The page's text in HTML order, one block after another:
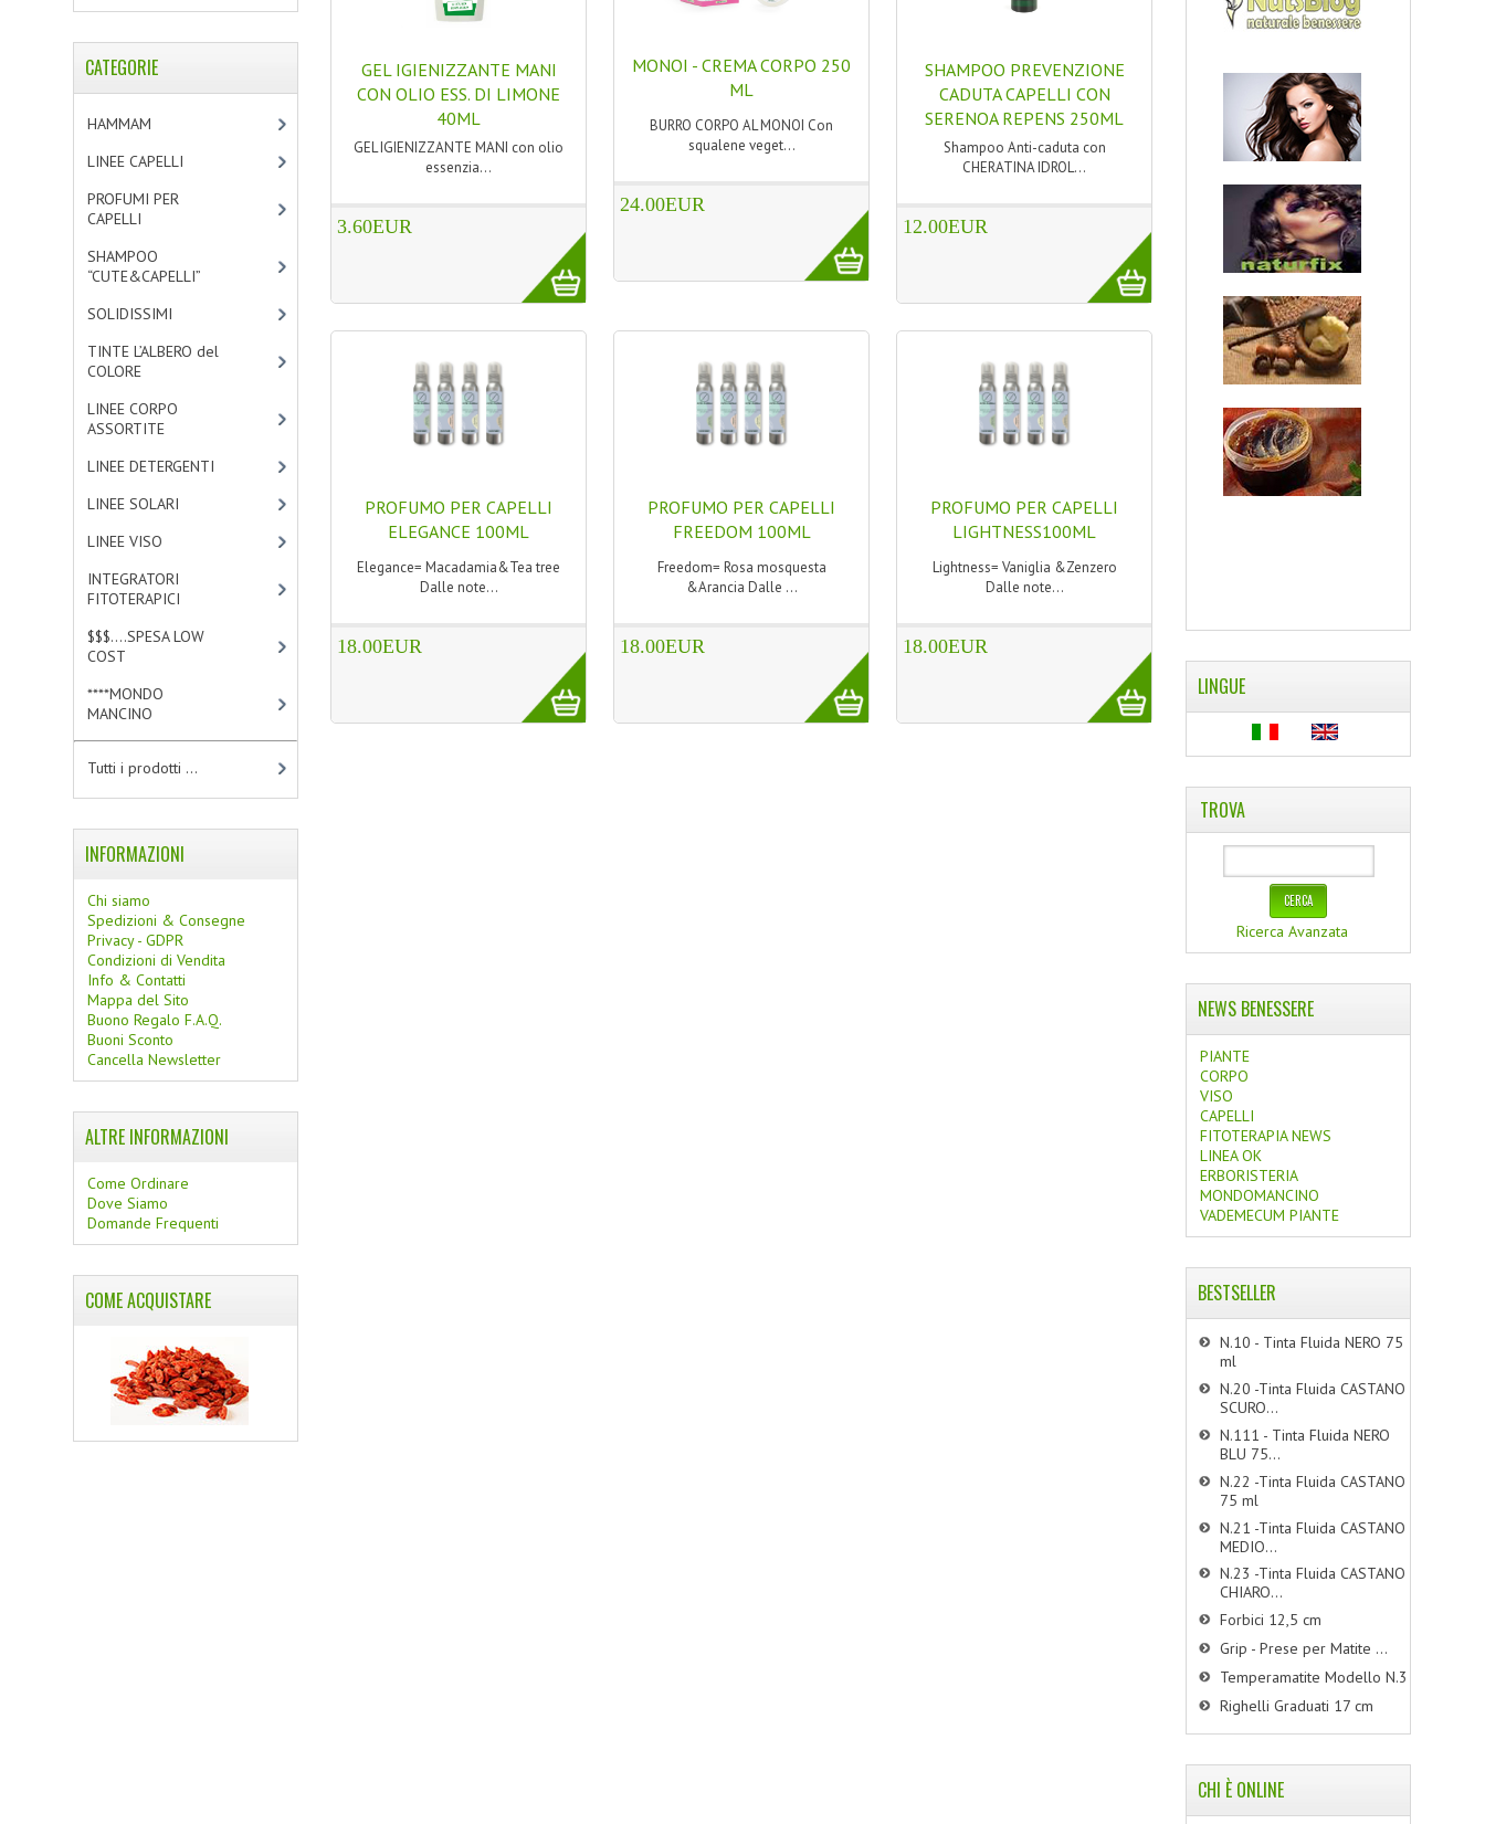
GEL IGIENIZZANTE MANI
CON OLIO ESS. DI LIMONE
40ML
GEL IGIENIZZANTE MANI con olio
essenzia...
3.60EUR
MONOI - CREMA CORPO 250
ML
BURRO CORPO AL MONOI Con
squalene veget...
24.00EUR
SHAMPOO PREVENZIONE
CADUTA CAPELLI CON
SERENOA REPENS 250ML
Shampoo Anti-caduta con
CHERATINA IDROL...
12.00EUR
PROFUMO PER CAPELLI
ELEGANCE 100ML
Elegance= Macadamia&Tea tree
Dalle note...
18.00EUR
PROFUMO PER CAPELLI
FREEDOM 100ML
Freedom= Rosa mosquesta
&Arancia Dalle ...
18.00EUR
PROFUMO PER CAPELLI
LIGHTNESS100ML
Lightness= Vaniglia &Zenzero
Dalle note...
18.00EUR
CATEGORIE
HAMMAM
LINEE CAPELLI
PROFUMI PER
CAPELLI
SHAMPOO
“CUTE&CAPELLI”
SOLIDISSIMI
TINTE L’ALBERO del
COLORE
LINEE CORPO
ASSORTITE
LINEE DETERGENTI
LINEE SOLARI
LINEE VISO
INTEGRATORI
FITOTERAPICI
$$$....SPESA LOW
COST
****MONDO
MANCINO
Tutti i prodotti ...
INFORMAZIONI
Chi siamo
Spedizioni & Consegne
Privacy - GDPR
Condizioni di Vendita
Info & Contatti
Mappa del Sito
Buono Regalo F.A.Q.
Buoni Sconto
Cancella Newsletter
ALTRE INFORMAZIONI
Come Ordinare
Dove Siamo
Domande Frequenti
COME ACQUISTARE
LINGUE
TROVA
Ricerca Avanzata
NEWS BENESSERE
PIANTE
CORPO
VISO
CAPELLI
FITOTERAPIA NEWS
LINEA OK
ERBORISTERIA
MONDOMANCINO
VADEMECUM PIANTE
BESTSELLER
N.10 - Tinta Fluida NERO 75
ml
N.20 -Tinta Fluida CASTANO
SCURO...
N.111 - Tinta Fluida NERO
BLU 75...
N.22 -Tinta Fluida CASTANO
75 ml
N.21 -Tinta Fluida CASTANO
MEDIO...
N.23 -Tinta Fluida CASTANO
CHIARO...
Forbici 12,5 cm
Grip - Prese per Matite ...
Temperamatite Modello N.3
Righelli Graduati 17 cm
CHI È ONLINE